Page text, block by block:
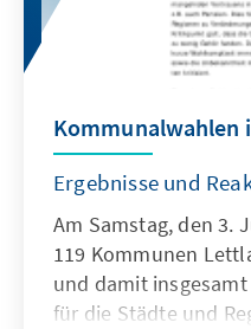
Kommunalwahlen
Ergebnisse und
Am Samstag, den 3.
119 Kommunen
und damit
für die Städte und